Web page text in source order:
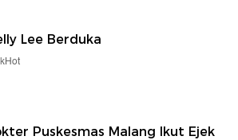
Lee Berduka
Puskesmas Malang Ikut Ejek